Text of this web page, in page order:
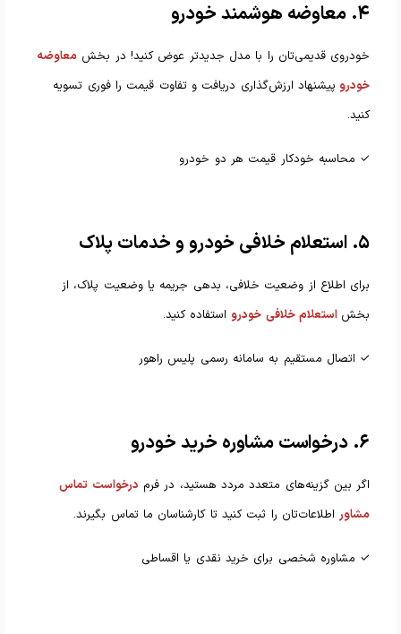
۴. معاوضه هوشمند خودرو
خودروی قدیمی‌تان را با مدل جدیدتر عوض کنید! در بخش معاوضه
خودرو پیشنهاد ارزش‌گذاری دریافت و تفاوت قیمت را فوری تسویه
کنید.
✓ محاسبه خودکار قیمت هر دو خودرو
۵. استعلام خلافی خودرو و خدمات پلاک
برای اطلاع از وضعیت خلافی، بدهی جریمه یا وضعیت پلاک، از
بخش استعلام خلافی خودرواستفاده کنید.
✓ اتصال مستقیم به سامانه رسمی پلیس راهور
۶. درخواست مشاوره خرید خودرو
اگر بین گزینه‌های متعدد مردد هستید، در فرم درخواست تماس
مشاوراطلاعات‌تان را ثبت کنید تا کارشناسان ما تماس بگیرند.
✓ مشاوره شخصی برای خرید نقدی یا اقساطی